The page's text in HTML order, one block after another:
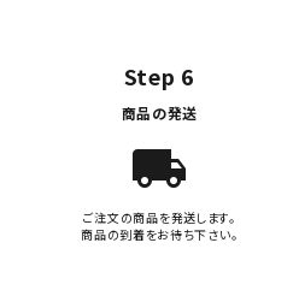
Step 6
商品の発送
local_shipping
ご注文の商品を発送します。
商品の到着をお待ち下さい。